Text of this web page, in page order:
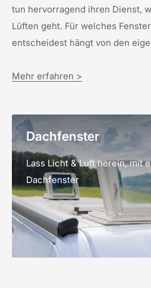
tun hervorragend ihren Dienst,
Lüften geht. Für welches
entscheidest hängt von den
Mehr erfahren >
Dachfenster
Lass Licht & Luft herein, mit
Dachfenster